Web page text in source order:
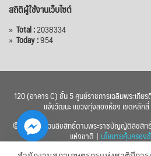
สถิติผู้ใช้งานเว็บไซต์
» Total :2038334
» Today :954
120 (อาคาร C) ชั้น 5 ศูนย์ราชการเฉลิมพระเกี
แจ้งวัฒนะ แขวงทุ่งสองห้อง เขตหลัก
© 2560 สงวนลิขสิทธิ์ตามพระราชบัญญัติลิขสิทธิ์
แห่งชาติ | นโยบายคุ้มครอ